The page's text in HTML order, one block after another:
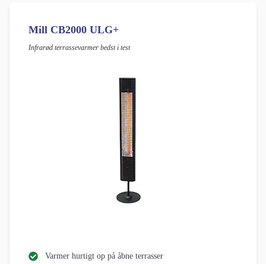
Mill CB2000 ULG+
Infrarød terrassevarmer bedst i test
Varmer hurtigt op på åbne terrasser